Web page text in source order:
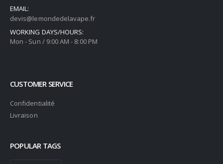
EMAIL:
devis@lemondedelavape.fr
WORKING DAYS/HOURS:
Mon - Sun / 9:00 AM - 8:00 PM
CUSTOMER SERVICE
Confidentialité
Livraison
POPULAR TAGS